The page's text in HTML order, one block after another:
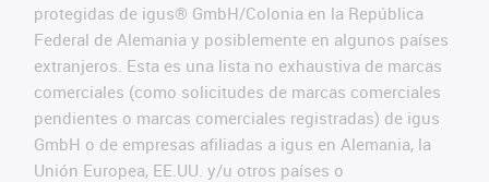
protegidas de igus® GmbH/Colonia en la República
Federal de Alemania y posiblemente en algunos países
extranjeros. Esta es una lista no exhaustiva de marcas
comerciales (como solicitudes de marcas comerciales
pendientes o marcas comerciales registradas) de igus
GmbH o de empresas afiliadas a igus en Alemania, la
Unión Europea, EE.UU. y/u otros países o